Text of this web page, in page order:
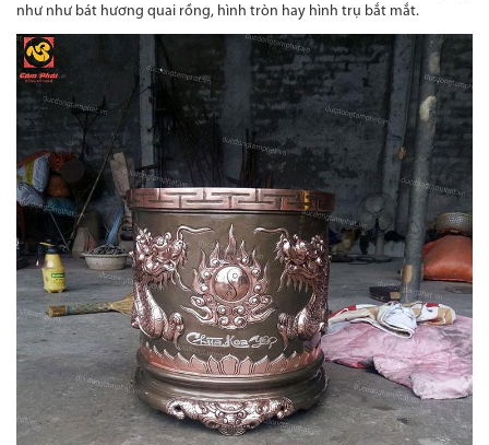
như như bát hương quai rồng, hình tròn hay hình trụ bắt mắt.